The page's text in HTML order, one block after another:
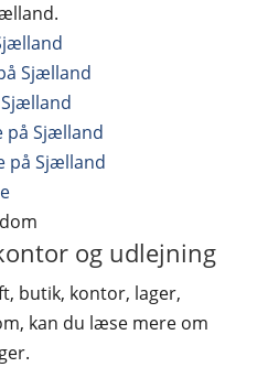
Sjælland
på Sjælland
på Sjælland
og udlejning
butik, kontor, lager,
kan du læse mere om